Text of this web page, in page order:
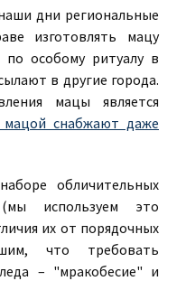
дни региональные
изготовлять мацу
по особому ритуалу в
в другие города.
мацы является
мацой снабжают даже
обличительных
используем это
их от порядочных
что требовать
– "мракобесие" и